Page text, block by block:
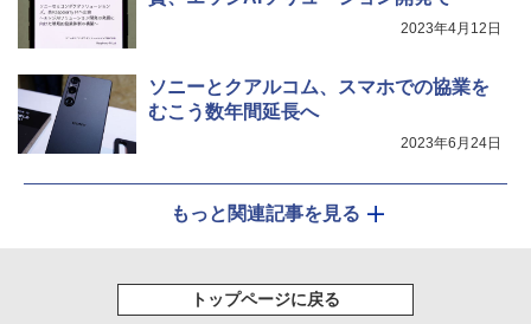
2023年4月12日
ソニーとクアルコム、スマホでの協業を
むこう数年間延長へ
2023年6月24日
もっと関連記事を見る
トップページに戻る